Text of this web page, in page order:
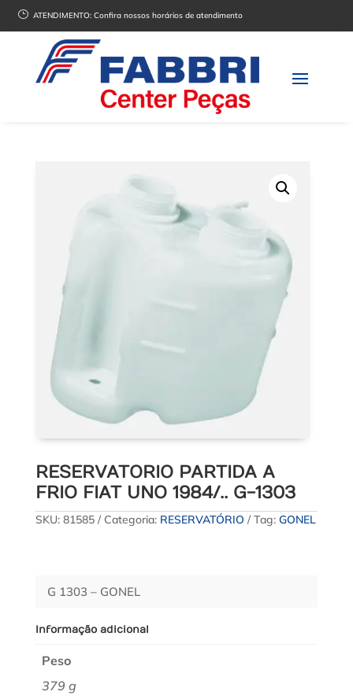
} ATENDIMENTO:Confira nossos horários de atendimento
RESERVATORIO PARTIDA A
FRIO FIAT UNO 1984/.. G-1303
SKU: 81585 Categoria: RESERVATÓRIO Tag: GONEL
G 1303 – GONEL
Informação adicional
Peso
379 g